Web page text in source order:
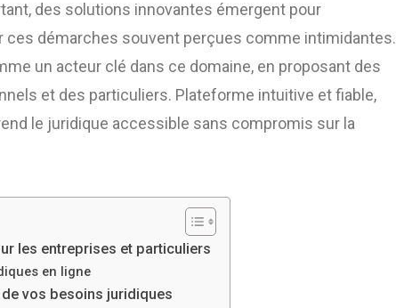
des solutions innovantes émergent pour
ces démarches souvent perçues comme intimidantes.
un acteur clé dans ce domaine, en proposant des
et des particuliers. Plateforme intuitive et fiable,
le juridique accessible sans compromis sur la
les entreprises et particuliers
en ligne
vos besoins juridiques